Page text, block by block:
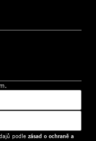
podle zásad o ochraně a